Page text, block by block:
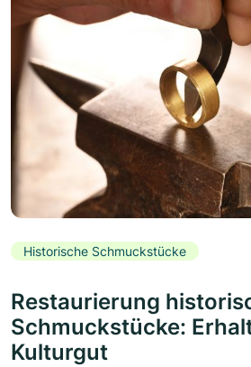
Historische Schmuckstücke
Restaurierung
Schmuckstücke:
Kulturgut